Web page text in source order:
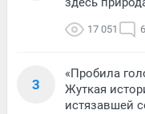
17 051 6
3
«Пробила
Жуткая
истязавшей